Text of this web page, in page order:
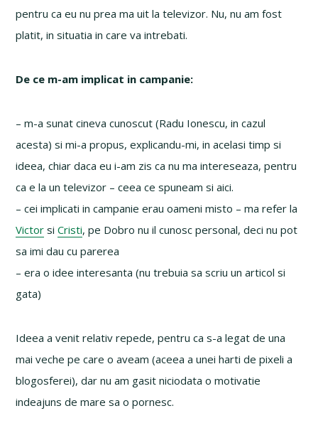
pentru ca eu nu prea ma uit la televizor. Nu, nu am fost
platit, in situatia in care va intrebati.
De ce m-am implicat in campanie:
– m-a sunat cineva cunoscut (Radu Ionescu, in cazul
acesta) si mi-a propus, explicandu-mi, in acelasi timp si
ideea, chiar daca eu i-am zis ca nu ma intereseaza, pentru
ca e la un televizor – ceea ce spuneam si aici.
– cei implicati in campanie erau oameni misto – ma refer la
Victor siCristi, pe Dobro nu il cunosc personal, deci nu pot
sa imi dau cu parerea
– era o idee interesanta (nu trebuia sa scriu un articol si
gata)
Ideea a venit relativ repede, pentru ca s-a legat de una
mai veche pe care o aveam (aceea a unei harti de pixeli a
blogosferei), dar nu am gasit niciodata o motivatie
indeajuns de mare sa o pornesc.